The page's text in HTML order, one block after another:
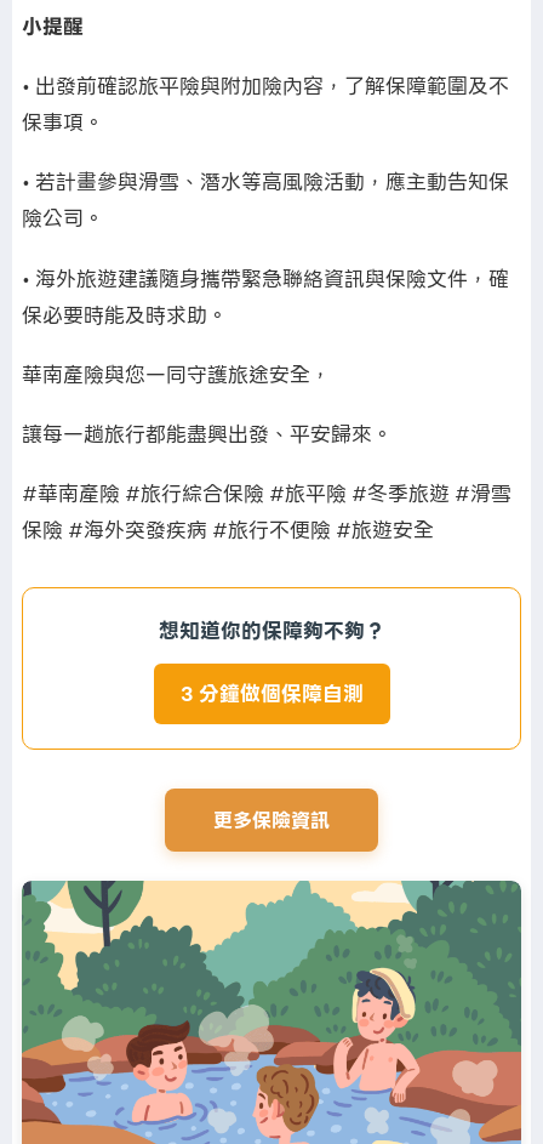
小提醒
• 出發前確認旅平險與附加險內容，了解保障範圍及不
保事項。
• 若計畫參與滑雪、潛水等高風險活動，應主動告知保
險公司。
• 海外旅遊建議隨身攜帶緊急聯絡資訊與保險文件，確
保必要時能及時求助。
華南產險與您一同守護旅途安全，
讓每一趟旅行都能盡興出發、平安歸來。
#華南產險 #旅行綜合保險 #旅平險 #冬季旅遊 #滑雪
保險 #海外突發疾病 #旅行不便險 #旅遊安全
想知道你的保障夠不夠？
3 分鐘做個保障自測
更多保險資訊